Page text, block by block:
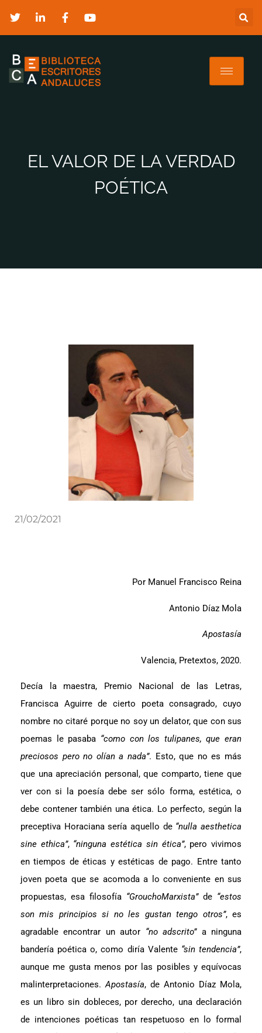
EL VALOR DE LA VERDAD
POÉTICA
21/02/2021
Por Manuel Francisco Reina
Antonio Díaz Mola
Apostasía
Valencia, Pretextos, 2020.
Decía la maestra, Premio Nacional de las Letras,
Francisca Aguirre de cierto poeta consagrado, cuyo
nombre no citaré porque no soy un delator, que con sus
poemas le pasaba “como con los tulipanes, que eran
preciosos pero no olían a nada”. Esto, que no es más
que una apreciación personal, que comparto, tiene que
ver con si la poesía debe ser sólo forma, estética, o
debe contener también una ética. Lo perfecto, según la
preceptiva Horaciana sería aquello de “nulla aesthetica
sine ethica”, “ninguna estética sin ética”, pero vivimos
en tiempos de éticas y estéticas de pago. Entre tanto
joven poeta que se acomoda a lo conveniente en sus
propuestas, esa filosofía “GrouchoMarxista”de “estos
son mis principios si no les gustan tengo otros”, es
agradable encontrar un autor “no adscrito”a ninguna
bandería poética o, como diría Valente “sin tendencia”,
aunque me gusta menos por las posibles y equívocas
malinterpretaciones.Apostasía, de Antonio Díaz Mola,
es un libro sin dobleces, por derecho, una declaración
de intenciones poéticas tan respetuoso en lo formal